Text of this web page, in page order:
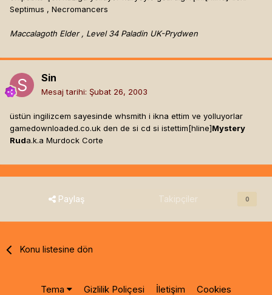
Septimus , Necromancers
Maccalagoth Elder , Level 34 Paladin UK-Prydwen
Sin
Mesaj tarihi: Şubat 26, 2003
üstün ingilizcem sayesinde whsmith i ikna ettim ve yolluyorlar
gamedownloaded.co.uk den de si cd si istettim[hline]Mystery
Ruda.k.a Murdock Corte
Paylaş Takipçiler 0
Konu listesine dön
Tema Gizlilik Poliçesi İletişim Cookies